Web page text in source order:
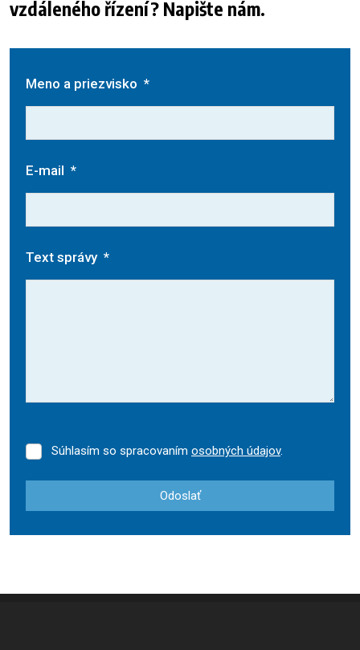
vzdáleného řízení? Napište nám.
Meno a priezvisko *
E-mail *
Text správy *
Súhlasím
spracovaním
Súhlasím so spracovaním osobných údajov.
Odoslať
odoslať